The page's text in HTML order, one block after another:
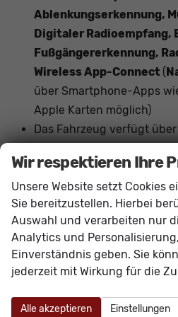
Ablenkungserkennung,
Digitaler
Fußgängererkennung,
Wireless App-Connect (
über Smartphone-Apps
Apple Karten möglich)
Das Fahrzeug verfügt
Android Autoist jedoch
kompatible Smartphone-
oder Apple Karten) über
möglich.
Innen
Fensterheber
Wir respektieren Ihre
Unsere Website setzt Cookies
Sie bereitzustellen. Hierbei
Auswahl und verarbeiten nur
Analytics und
Einverständnis geben. Sie
jederzeit mit Wirkung für die
Alle akzeptieren Einstellungen